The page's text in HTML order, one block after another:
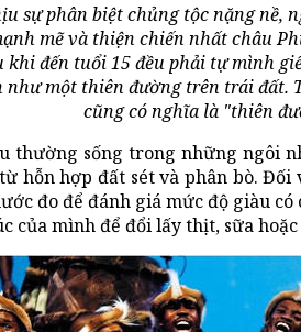
sự phân biệt chủng tộc nặng nề,
mẽ và thiện chiến nhất châu
đến tuổi 15 đều phải tự mình
như một thiên đường trên trái đất.
cũng có nghĩa là "thiên
thường sống trong những ngôi
hỗn hợp đất sét và phân bò.
đo để đánh giá mức độ giàu
của mình để đổi lấy thịt, sữa